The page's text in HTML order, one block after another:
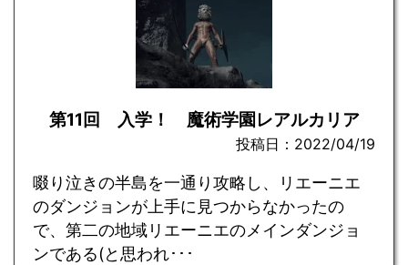
第11回 入学！ 魔術学園レアルカリア
投稿日：2022/04/19
啜り泣きの半島を一通り攻略し、リエーニエ
のダンジョンが上手に見つからなかったの
で、第二の地域リエーニエのメインダンジョ
ンである(と思われ･･･